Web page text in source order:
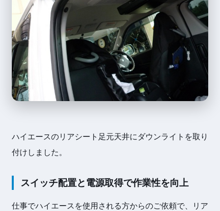
ハイエースのリアシート足元天井にダウンライトを取り
付けしました。
スイッチ配置と電源取得で作業性を向上
仕事でハイエースを使用される方からのご依頼で、リア